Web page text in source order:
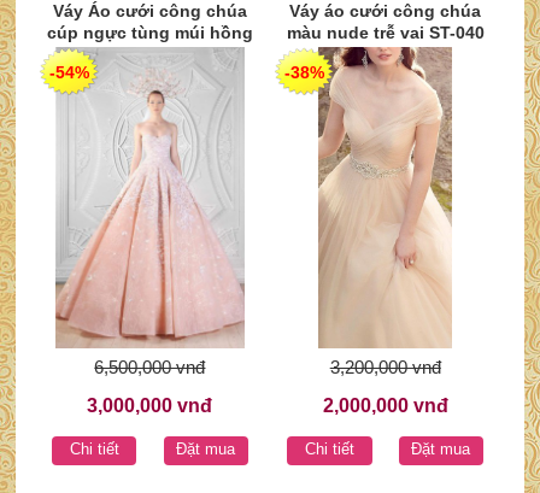
Váy Áo cưới công chúa
cúp ngực tùng múi hồng
pastel thanh lịch ST-041
-54%
6,500,000 vnđ
3,000,000 vnđ
Chi tiết Đặt mua
Váy áo cưới công chúa
màu nude trễ vai ST-040
-38%
3,200,000 vnđ
2,000,000 vnđ
Chi tiết Đặt mua